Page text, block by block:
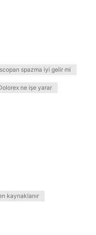
spazma iyi gelir mi
ne işe yarar
kaynaklanır